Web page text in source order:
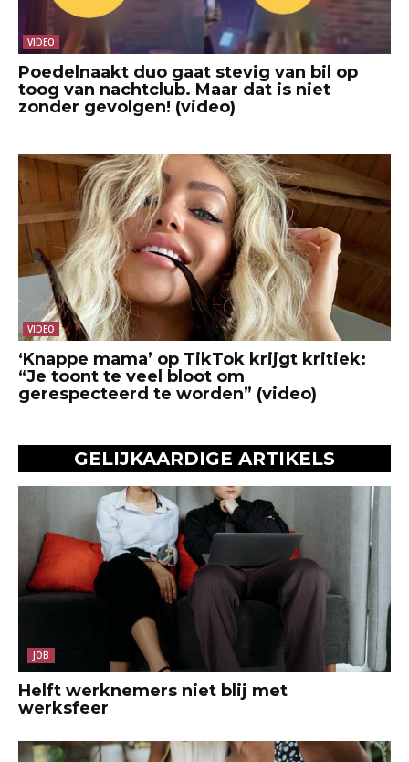
VIDEO
Poedelnaakt duo gaat stevig van bil op
toog van nachtclub. Maar dat is niet
zonder gevolgen! (video)
VIDEO
‘Knappe mama’ op TikTok krijgt kritiek:
“Je toont te veel bloot om
gerespecteerd te worden” (video)
GELIJKAARDIGE ARTIKELS
JOB
Helft werknemers niet blij met
werksfeer